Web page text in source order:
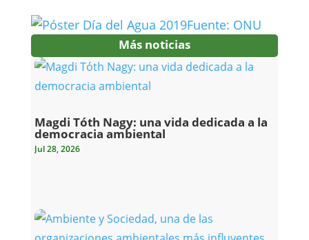
Fuente: ONU
Más noticias
Magdi Tóth Nagy: una vida dedicada a la
democracia ambiental
Jul 28, 2026